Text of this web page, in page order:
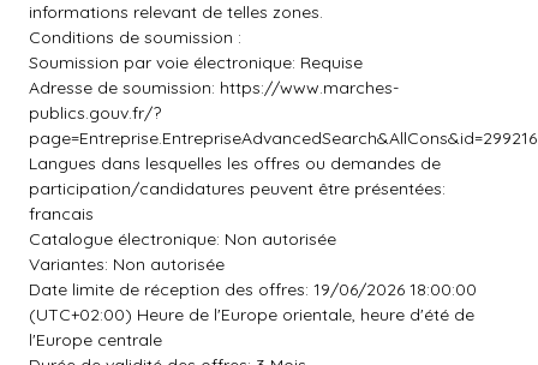
informations relevant de telles zones.
Conditions de soumission :
Soumission par voie électronique: Requise
Adresse de soumission: https://www.marches-
publics.gouv.fr/?
Langues dans lesquelles les offres ou demandes de
participation/candidatures peuvent être présentées:
francais
Catalogue électronique: Non autorisée
Variantes: Non autorisée
Date limite de réception des offres: 19/06/2026 18:00:00
(UTC+02:00) Heure de l'Europe orientale, heure d'été de
l'Europe centrale